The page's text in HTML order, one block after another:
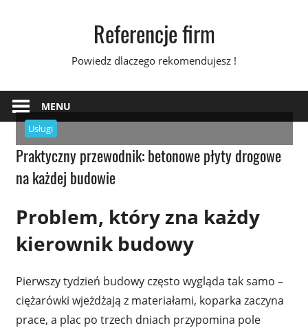
Referencje firm
Powiedz dlaczego rekomendujesz !
MENU
Usługi
Praktyczny przewodnik: betonowe płyty drogowe
na każdej budowie
Problem, który zna każdy
kierownik budowy
Pierwszy tydzień budowy często wygląda tak samo –
ciężarówki wjeżdżają z materiałami, koparka zaczyna
prace, a plac po trzech dniach przypomina pole